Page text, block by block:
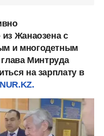
из Жанаозена с
и многодетным
Минтруда
на зарплату в
NUR.KZ.